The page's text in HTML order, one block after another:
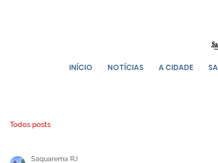
INÍCIO NOTÍCIAS A CIDADE
Todos posts
Saquarema RJ